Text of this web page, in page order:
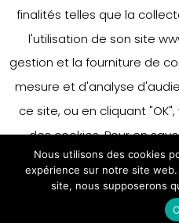
finalités telles que la
l'utilisation de son site
gestion et la fourniture de
mesure et d'analyse
ce site, ou en cliquant
des cookies. Pour en
préférences en matière de
à notre politique sur
En
Nous utilisons des cookies
expérience sur notre site
site, nous supposerons